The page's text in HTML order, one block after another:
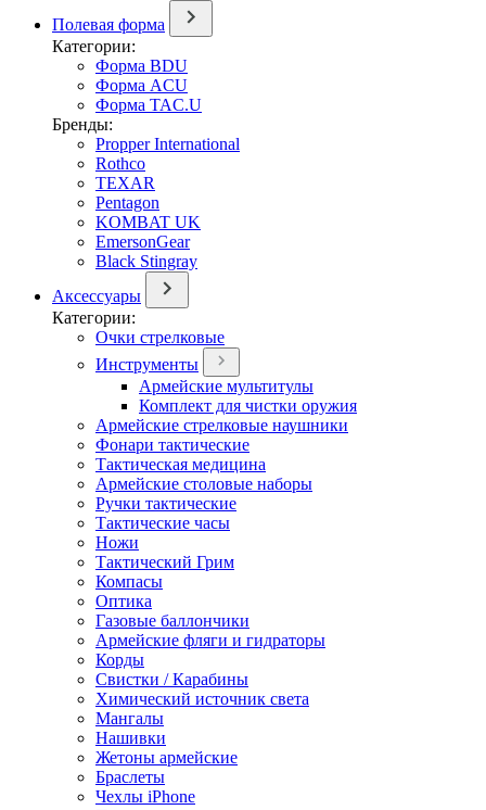
Полевая форма
Категории:
Форма BDU
Форма ACU
Форма TAC.U
Бренды:
Propper International
Rothco
TEXAR
Pentagon
KOMBAT UK
EmersonGear
Black Stingray
Аксессуары
Категории:
Очки стрелковые
Инструменты
Армейские мультитулы
Комплект для чистки оружия
Армейские стрелковые наушники
Фонари тактические
Тактическая медицина
Армейские столовые наборы
Ручки тактические
Тактические часы
Ножи
Тактический Грим
Компасы
Оптика
Газовые баллончики
Армейские фляги и гидраторы
Корды
Свистки / Карабины
Химический источник света
Мангалы
Нашивки
Жетоны армейские
Браслеты
Чехлы iPhone